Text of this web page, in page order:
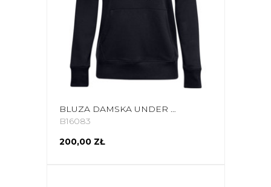
BLUZA DAMSKA UNDER ARMOUR RIVAL FLEECE LOGO HOODIE GŁĘBOKA CZERŃ 1356318 001
B16083
200,00 ZŁ